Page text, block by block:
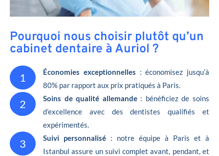
Pourquoi nous choisir plutôt qu’un
cabinet dentaire à Auriol ?
1 Économies exceptionnelles : économisez jusqu’à
80% par rapport aux prix pratiqués à Paris.
2 Soins de qualité allemande: bénéficiez de soins
d’excellence avec des dentistes qualifiés et
expérimentés.
3 Suivi personnalisé : notre équipe à Paris et à
Istanbul assure un suivi complet avant, pendant, et